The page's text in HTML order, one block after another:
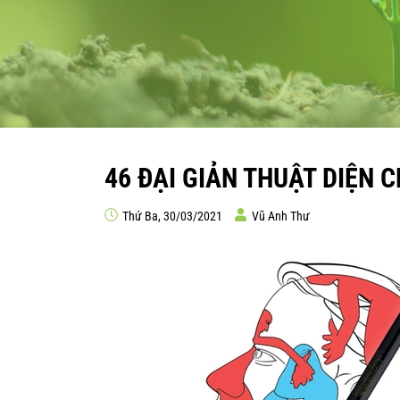
46 ĐẠI GIẢN THUẬT DIỆN
Thứ Ba, 30/03/2021 Vũ Anh Thư